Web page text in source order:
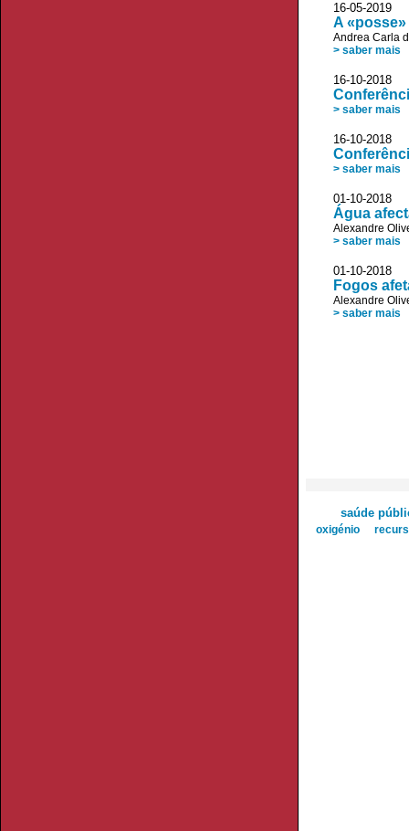
16-05-2019
A
Andrea Carla
> saber mais
16-10-2018
> saber mais
16-10-2018
> saber mais
01-10-2018
Água
Alexandre
> saber mais
01-10-2018
Fogos
Alexandre
> saber mais
saúde
oxigénio